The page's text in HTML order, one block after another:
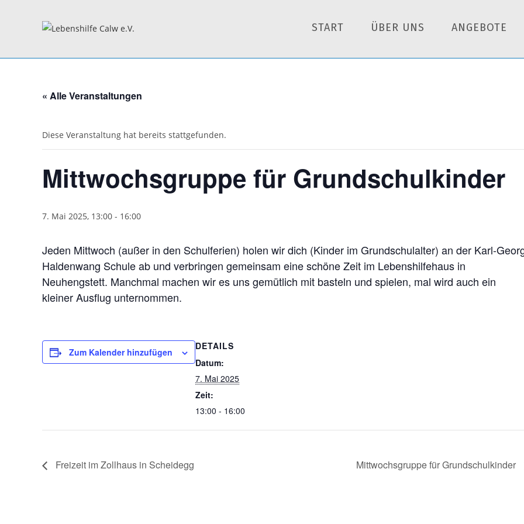
START ÜBER UNS ANGEBOTE
« Alle Veranstaltungen
Diese Veranstaltung hat bereits stattgefunden.
Mittwochsgruppe für Grundschulkinder
7. Mai 2025, 13:00 - 16:00
Jeden Mittwoch (außer in den Schulferien) holen wir dich (Kinder im Grundschulalter) an der Karl-
Haldenwang Schule ab und verbringen gemeinsam eine schöne Zeit im Lebenshilfehaus in
Neuhengstett. Manchmal machen wir es uns gemütlich mit basteln und spielen, mal wird auch ein
kleiner Ausflug unternommen.
Zum Kalender hinzufügen
DETAILS
Datum:
7. Mai 2025
Zeit:
13:00 - 16:00
Freizeit im Zollhaus in Scheidegg Mittwochsgruppe für Grundschulkinder